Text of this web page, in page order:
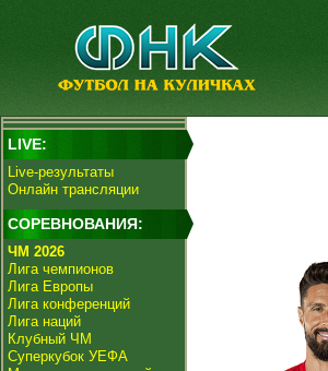
LIVE:
Live-результаты
Онлайн трансляции
СОРЕВНОВАНИЯ:
ЧМ 2026
Лига чемпионов
Лига Европы
Лига конференций
Лига наций
Клубный ЧМ
Суперкубок УЕФА